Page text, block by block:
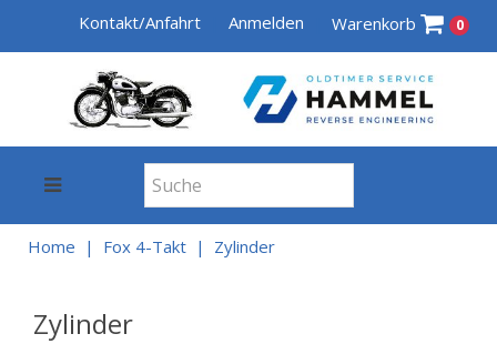
Kontakt/Anfahrt Anmelden Warenkorb 0
Home Fox 4-Takt Zylinder
Zylinder